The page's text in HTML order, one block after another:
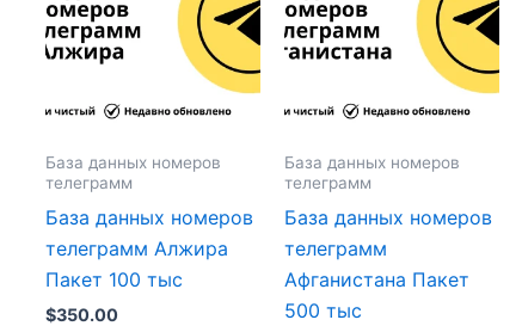
База данных номеров
телеграмм
База данных номеров
телеграмм Алжира
Пакет 100 тыс
$350.00
База данных номеров
телеграмм
База данных номеров
телеграмм
Афганистана Пакет
500 тыс